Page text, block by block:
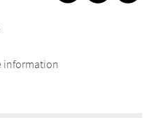
information